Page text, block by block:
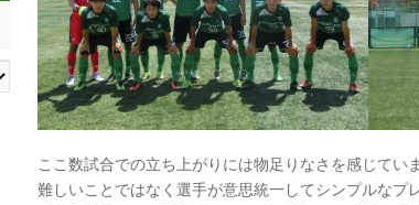
ここ数試合での立ち上がりには物足りなさを感じてい
難しいことではなく選手が意思統一してシンプルなプ